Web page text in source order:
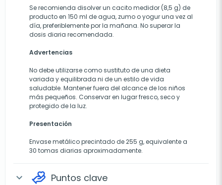
Se recomienda disolver un cacito medidor (8,5 g) de
producto en 150 ml de agua, zumo o yogur una vez al
día, preferiblemente por la mañana. No superar la
dosis diaria recomendada.
Advertencias
No debe utilizarse como sustituto de una dieta
variada y equilibrada ni de un estilo de vida
saludable. Mantener fuera del alcance de los niños
más pequeños. Conservar en lugar fresco, seco y
protegido de la luz.
Presentación
Envase metálico precintado de 255 g, equivalente a
30 tomas diarias aproximadamente.
expand_more Puntos clave